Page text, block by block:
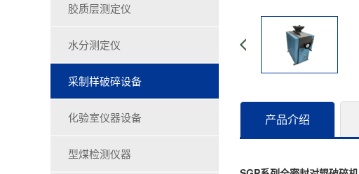
胶质层测定仪
水分测定仪
采制样破碎设备
化验室仪器设备
型煤检测仪器
产品介绍